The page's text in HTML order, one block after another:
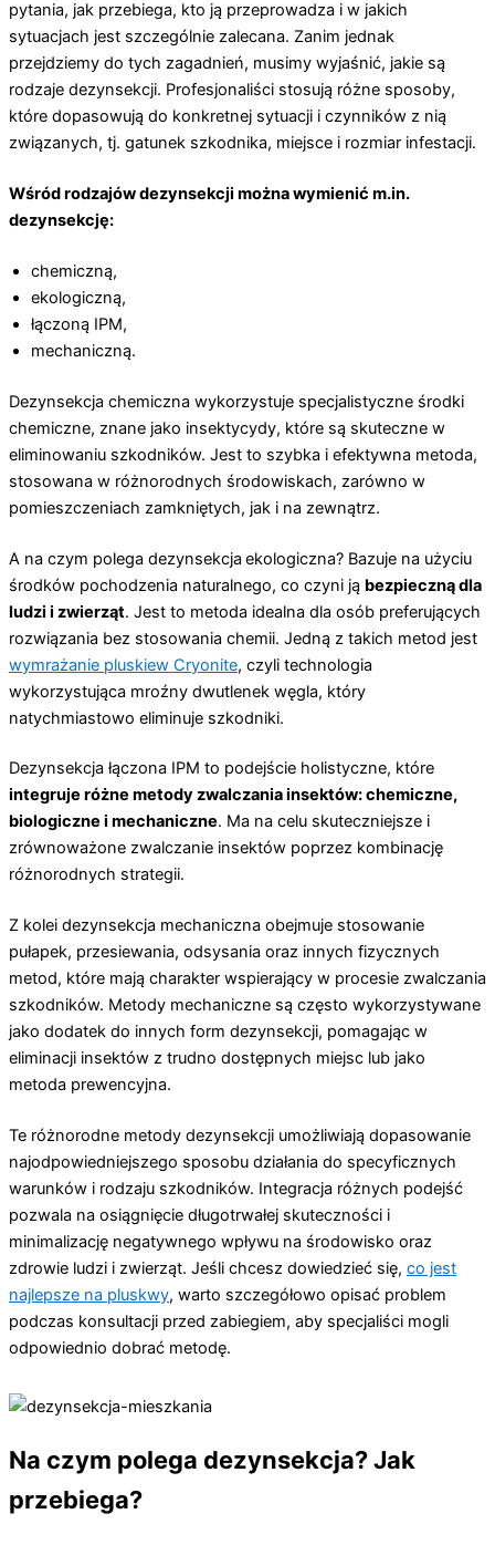
pytania, jak przebiega, kto ją przeprowadza i w jakich
sytuacjach jest szczególnie zalecana. Zanim jednak
przejdziemy do tych zagadnień, musimy wyjaśnić, jakie są
rodzaje dezynsekcji. Profesjonaliści stosują różne sposoby,
które dopasowują do konkretnej sytuacji i czynników z nią
związanych, tj. gatunek szkodnika, miejsce i rozmiar infestacji.
Wśród rodzajów dezynsekcji można wymienić m.in.
dezynsekcję:
chemiczną,
ekologiczną,
łączoną IPM,
mechaniczną.
Dezynsekcja chemiczna wykorzystuje specjalistyczne środki
chemiczne, znane jako insektycydy, które są skuteczne w
eliminowaniu szkodników. Jest to szybka i efektywna metoda,
stosowana w różnorodnych środowiskach, zarówno w
pomieszczeniach zamkniętych, jak i na zewnątrz.
A na czym polega dezynsekcja ekologiczna? Bazuje na użyciu
środków pochodzenia naturalnego, co czyni ją bezpieczną dla
ludzi i zwierząt. Jest to metoda idealna dla osób preferujących
rozwiązania bez stosowania chemii. Jedną z takich metod jest
wymrażanie pluskiew Cryonite, czyli technologia
wykorzystująca mroźny dwutlenek węgla, który
natychmiastowo eliminuje szkodniki.
Dezynsekcja łączona IPM to podejście holistyczne, które
integruje różne metody zwalczania insektów: chemiczne,
biologiczne i mechaniczne. Ma na celu skuteczniejsze i
zrównoważone zwalczanie insektów poprzez kombinację
różnorodnych strategii.
Z kolei dezynsekcja mechaniczna obejmuje stosowanie
pułapek, przesiewania, odsysania oraz innych fizycznych
metod, które mają charakter wspierający w procesie zwalczania
szkodników. Metody mechaniczne są często wykorzystywane
jako dodatek do innych form dezynsekcji, pomagając w
eliminacji insektów z trudno dostępnych miejsc lub jako
metoda prewencyjna.
Te różnorodne metody dezynsekcji umożliwiają dopasowanie
najodpowiedniejszego sposobu działania do specyficznych
warunków i rodzaju szkodników. Integracja różnych podejść
pozwala na osiągnięcie długotrwałej skuteczności i
minimalizację negatywnego wpływu na środowisko oraz
zdrowie ludzi i zwierząt. Jeśli chcesz dowiedzieć się, co jest
najlepsze na pluskwy, warto szczegółowo opisać problem
podczas konsultacji przed zabiegiem, aby specjaliści mogli
odpowiednio dobrać metodę.
Na czym polega dezynsekcja? Jak
przebiega?